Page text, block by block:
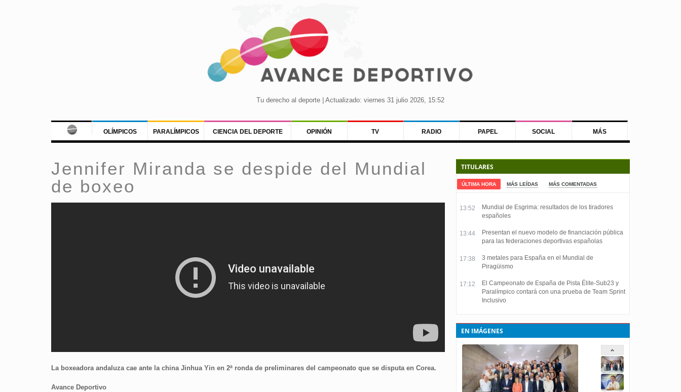
Tu derecho al deporte | Actualizado: viernes 31 julio 2026, 15:52
OLÍMPICOS PARALÍMPICOS CIENCIA DEL DEPORTE OPINIÓN TV RADIO PAPEL SOCIAL MÁS
Jennifer Miranda se despide del Mundial
de boxeo
La boxeadora andaluza cae ante la china Jinhua Yin en 2ª ronda de preliminares del campeonato que se disputa en Corea.
Avance Deportivo
TITULARES
ÚLTIMA HORA MÁS LEÍDAS MÁS COMENTADAS
13:52
Mundial de Esgrima: resultados de los tiradores
españoles
13:44
Presentan el nuevo modelo de financiación pública
para las federaciones deportivas españolas
17:38
3 metales para España en el Mundial de
Piragüismo
17:12
El Campeonato de España de Pista Élite-Sub23 y
Paralímpico contará con una prueba de Team Sprint
Inclusivo
EN IMÁGENES